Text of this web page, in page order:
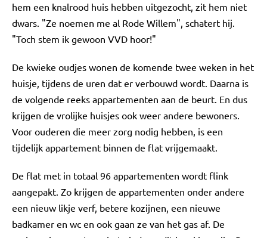
hem een knalrood huis hebben uitgezocht, zit hem niet
dwars. "Ze noemen me al Rode Willem", schatert hij.
"Toch stem ik gewoon VVD hoor!"
De kwieke oudjes wonen de komende twee weken in het
huisje, tijdens de uren dat er verbouwd wordt. Daarna is
de volgende reeks appartementen aan de beurt. En dus
krijgen de vrolijke huisjes ook weer andere bewoners.
Voor ouderen die meer zorg nodig hebben, is een
tijdelijk appartement binnen de flat vrijgemaakt.
De flat met in totaal 96 appartementen wordt flink
aangepakt. Zo krijgen de appartementen onder andere
een nieuw likje verf, betere kozijnen, een nieuwe
badkamer en wc en ook gaan ze van het gas af. De